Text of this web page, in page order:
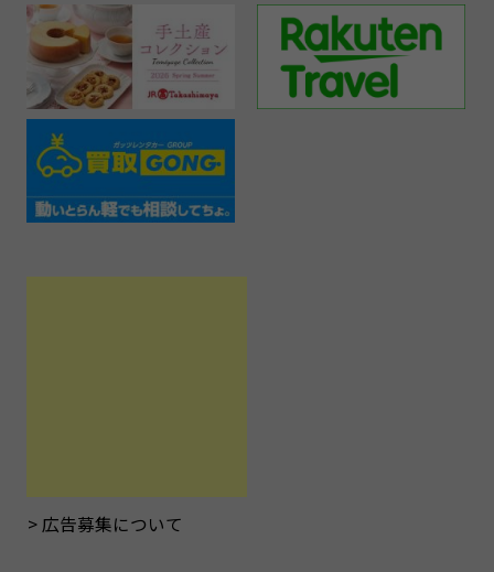
広告募集について